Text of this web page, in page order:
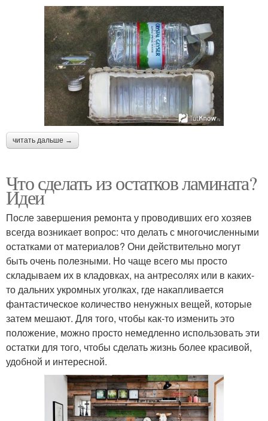
читать дальше →
Что сделать из остатков ламината?
Идеи
После завершения ремонта у проводивших его хозяев
всегда возникает вопрос: что делать с многочисленными
остатками от материалов? Они действительно могут
быть очень полезными. Но чаще всего мы просто
складываем их в кладовках, на антресолях или в каких-
то дальних укромных уголках, где накапливается
фантастическое количество ненужных вещей, которые
затем мешают. Для того, чтобы как-то изменить это
положение, можно просто немедленно использовать эти
остатки для того, чтобы сделать жизнь более красивой,
удобной и интересной.